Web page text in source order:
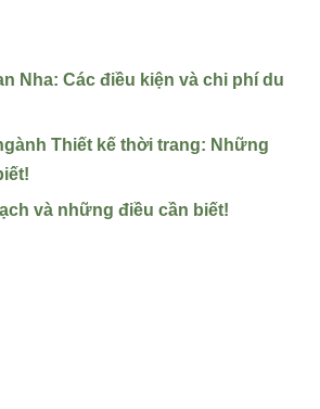
Nha: Các điều kiện và chi phí du
Thiết kế thời trang: Những
và những điều cần biết!